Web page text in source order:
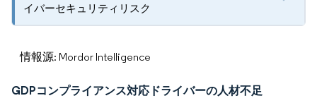
イバーセキュリティリスク
情報源: Mordor Intelligence
GDPコンプライアンス対応ドライバーの人材不足